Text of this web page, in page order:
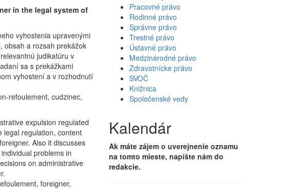
in the legal system of
vyhostenia upravenými
obsah a rozsah prekážok
judikatúru v
sa s prekážkami
vyhostení a v rozhodnutí
refoulement, cudzinec,
expulsion regulated
legal regulation, content
Also it discusses
problems in
on administrative
foreigner,
Pracovné právo
Rodinné právo
Správne právo
Trestné právo
Ústavné právo
Medzinárodné právo
Zdravotnícke právo
SVOČ
Knižnica
Spoločenské vedy
Kalendár
Ak máte zájem o uverejnenie oznamu
na tomto mieste, napíšte nám do
redakcie.